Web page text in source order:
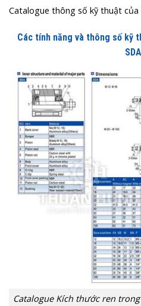
Catalogue thông số kỹ thuật của
Các tính năng và thông số kỹ
SDA
Catalogue Kích thước ren